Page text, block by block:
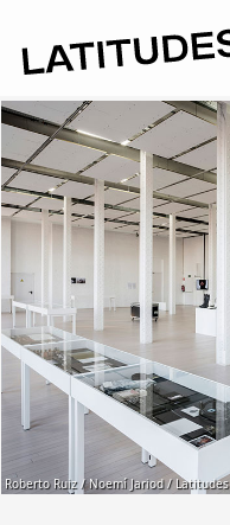
Roberto Ruiz / Noemí Jariod / Latitudes